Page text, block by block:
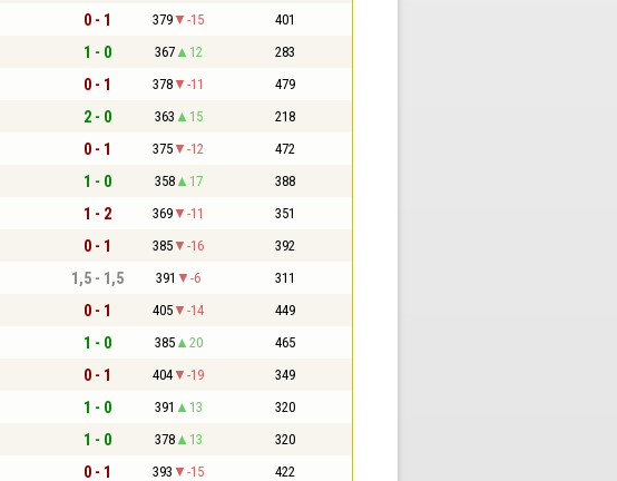
0 - 1 379 -15 401
1 - 0 367 12 283
0 - 1 378 -11 479
2 - 0 363 15 218
0 - 1 375 -12 472
1 - 0 358 17 388
1 - 2 369 -11 351
0 - 1 385 -16 392
1,5 - 1,5 391 -6 311
0 - 1 405 -14 449
1 - 0 385 20 465
0 - 1 404 -19 349
1 - 0 391 13 320
1 - 0 378 13 320
0 - 1 393 -15 422